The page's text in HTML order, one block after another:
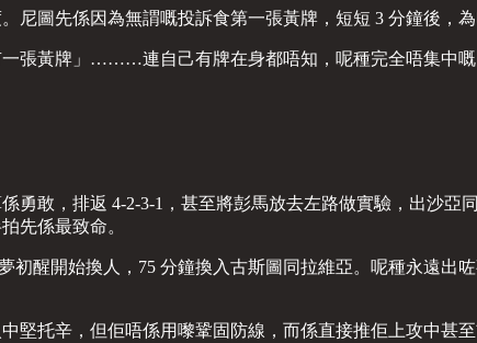
尼圖先係因為無謂嘅投訴食第一張黃牌，短短 3 分鐘後，
張黃牌」………連自己有牌在身都唔知，呢種完全唔集中
勇敢，排返 4-2-3-1，甚至將彭馬放去左路做實驗，出沙
先係最致命。
初醒開始換人，75 分鐘換入古斯圖同拉維亞。呢種永遠
堅托辛，但佢唔係用嚟鞏固防線，而係直接推佢上攻中甚